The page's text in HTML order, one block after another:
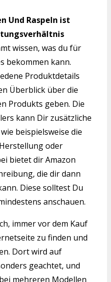
Und Raspeln ist
wissen, was du für
bekommen kann.
Produktdetails
Überblick über die
Produkts geben. Die
kann Dir zusätzliche
beispielsweise die
oder
bietet dir Amazon
die dir dann
Diese solltest Du
anschauen.
immer vor dem Kauf
zu finden und
Dort wird auf
geachtet, und
mehreren Modellen